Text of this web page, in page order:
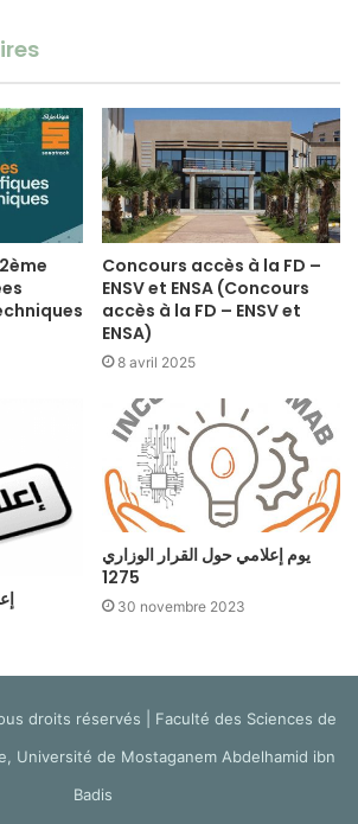
Concours accès à la FD –
ENSV et ENSA (Concours
accès à la FD – ENSV et
ENSA)
8 avril 2025
يوم إعلامي حول القرار الوزاري
1275
30 novembre 2023
droits réservés | Faculté des Sciences de
Université de Mostaganem Abdelhamid ibn
Badis